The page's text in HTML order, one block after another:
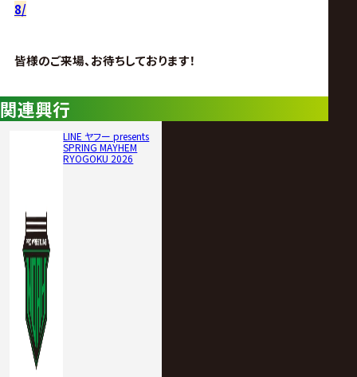
8/
皆様のご来場、お待ちしております！
関連興行
LINE ヤフー presents
SPRING MAYHEM
RYOGOKU 2026